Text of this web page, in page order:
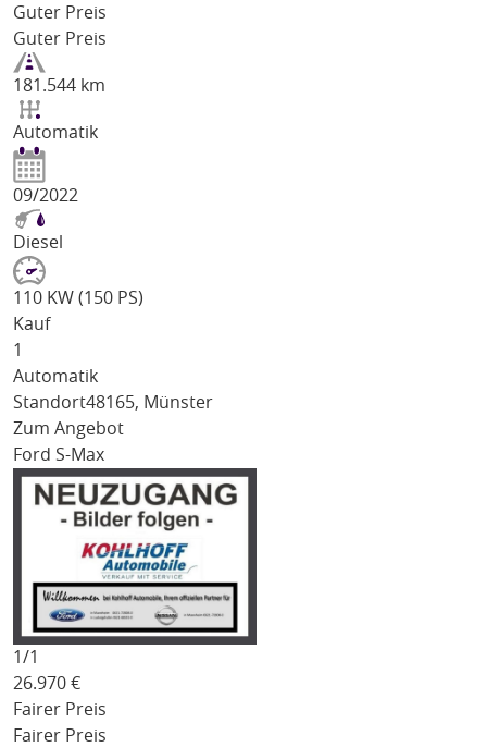
Guter Preis
Guter Preis
181.544 km
Automatik
09/2022
Diesel
110 KW (150 PS)
Kauf
1
Automatik
Standort48165, Münster
Zum Angebot
Ford S-Max
1/1
26.970 €
Fairer Preis
Fairer Preis